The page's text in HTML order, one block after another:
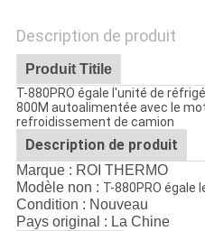
Description de produit
Produit Titile
T-880PRO égale l'unité de
800M autoalimentée avec le
refroidissement de camion
Description de produit
Marque : ROI THERMO
Modèle non : T-880PRO égale
Condition : Nouveau
Pays original : La Chine